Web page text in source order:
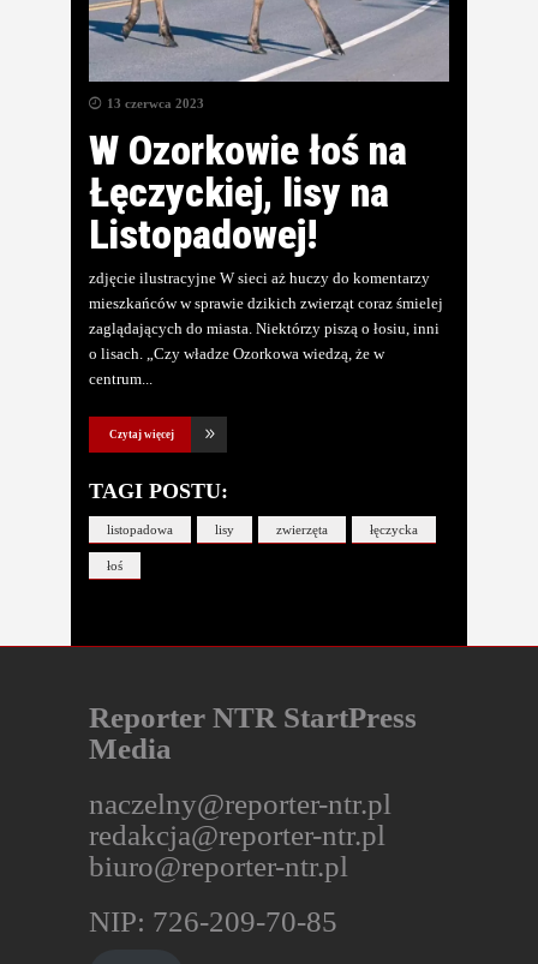
13 czerwca 2023
W Ozorkowie łoś na
Łęczyckiej, lisy na
Listopadowej!
zdjęcie ilustracyjne W sieci aż huczy do komentarzy
mieszkańców w sprawie dzikich zwierząt coraz śmielej
zaglądających do miasta. Niektórzy piszą o łosiu, inni
o lisach. „Czy władze Ozorkowa wiedzą, że w
centrum
Czytaj więcej
TAGI POSTU:
listopadowa lisy zwierzęta łęczycka
łoś
Reporter NTR StartPress
Media
naczelny@reporter-ntr.pl
redakcja@reporter-ntr.pl
biuro@reporter-ntr.pl
NIP: 726-209-70-85